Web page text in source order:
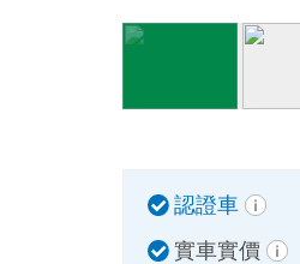
認證車
實車實價